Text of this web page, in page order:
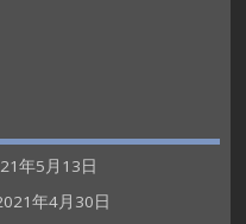
年5月13日
年4月30日